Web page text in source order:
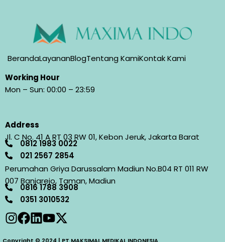
BerandaLayananBlogTentang KamiKontak Kami
Working Hour
Mon – Sun: 00:00 – 23:59
Address
Jl. C No. 41 A RT 03 RW 01, Kebon Jeruk, Jakarta Barat
0812 1983 0022
021 2567 2854​
Perumahan Griya Darussalam Madiun No.B04 RT 011 RW
007 Banjarejo, Taman, Madiun
0816 1788 3908
0351 3010532​